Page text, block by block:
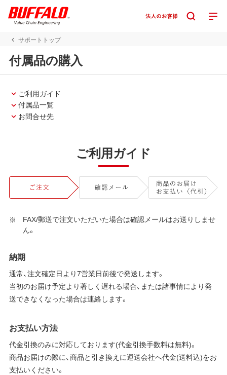
サポートトップ
付属品の購入
ご利用ガイド
付属品一覧
お問合せ先
ご利用ガイド
FAX/郵送で注文いただいた場合は確認メールはお送りしませ
ん。
納期
通常、注文確定日より7営業日前後で発送します。
当初のお届け予定より著しく遅れる場合、または諸事情により発
送できなくなった場合は連絡します。
お支払い方法
代金引換のみに対応しております(代金引換手数料は無料)。
商品お届けの際に、商品と引き換えに運送会社へ代金(送料込)をお
支払いください。